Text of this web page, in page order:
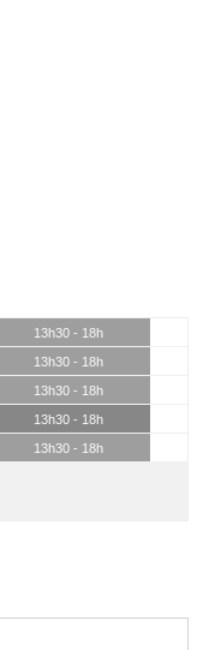
13h30 - 18h
13h30 - 18h
13h30 - 18h
13h30 - 18h
13h30 - 18h